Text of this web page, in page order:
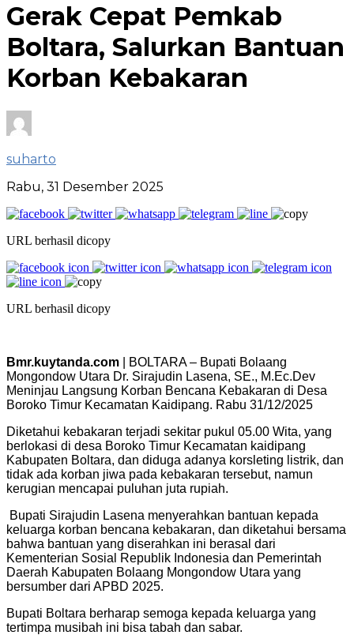
Gerak Cepat Pemkab
Boltara, Salurkan Bantuan
Korban Kebakaran
suharto
Rabu, 31 Desember 2025
URL berhasil dicopy
URL berhasil dicopy
Bmr.kuytanda.com | BOLTARA – Bupati Bolaang
Mongondow Utara Dr. Sirajudin Lasena, SE., M.Ec.Dev
Meninjau Langsung Korban Bencana Kebakaran di Desa
Boroko Timur Kecamatan Kaidipang. Rabu 31/12/2025
‎‎Diketahui kebakaran terjadi sekitar pukul 05.00 Wita, yang
berlokasi di desa Boroko Timur Kecamatan kaidipang
Kabupaten Boltara, dan diduga adanya korsleting listrik, dan
tidak ada korban jiwa pada kebakaran tersebut, namun
kerugian mencapai puluhan juta rupiah.
‎‎ Bupati Sirajudin Lasena menyerahkan bantuan kepada
keluarga korban bencana kebakaran, dan diketahui bersama
bahwa bantuan yang diserahkan ini berasal dari
Kementerian Sosial Republik Indonesia dan Pemerintah
Daerah Kabupaten Bolaang Mongondow Utara yang
bersumber dari APBD 2025.
‎Bupati Boltara berharap semoga kepada keluarga yang
tertimpa musibah ini bisa tabah dan sabar.